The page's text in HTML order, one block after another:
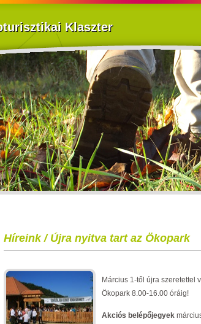
Klaszter
Híreink / Újra nyitva tart az Ökopark
Március 1-től újra szeretettel
Ökopark 8.00-16.00 óráig!
Akciós belépőjegyek